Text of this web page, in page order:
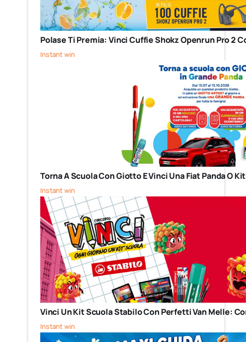
Polase Ti Premia: Vinci Cuffie Shokz Openrun Pro 2
Instant win
Torna A Scuola Con Giotto E Vinci Una Fiat Panda O
Instant win
Vinci Un Kit Scuola Stabilo Con Perfetti Van Melle:
Instant win